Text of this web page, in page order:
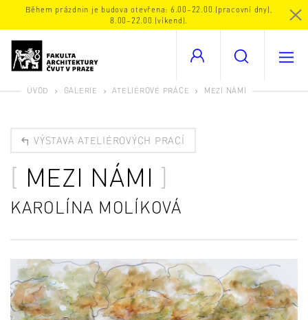
Během prázdnin je budova otevřena: 6.00–22.00 (pracovní dny),
8.00–22.00 (víkend).
ÚVOD GALERIE ATELIÉROVÉ PRÁCE MEZI NÁMI
VÝSTAVA ATELIÉROVÝCH PRACÍ
MEZI NÁMI
KAROLÍNA MOLÍKOVÁ